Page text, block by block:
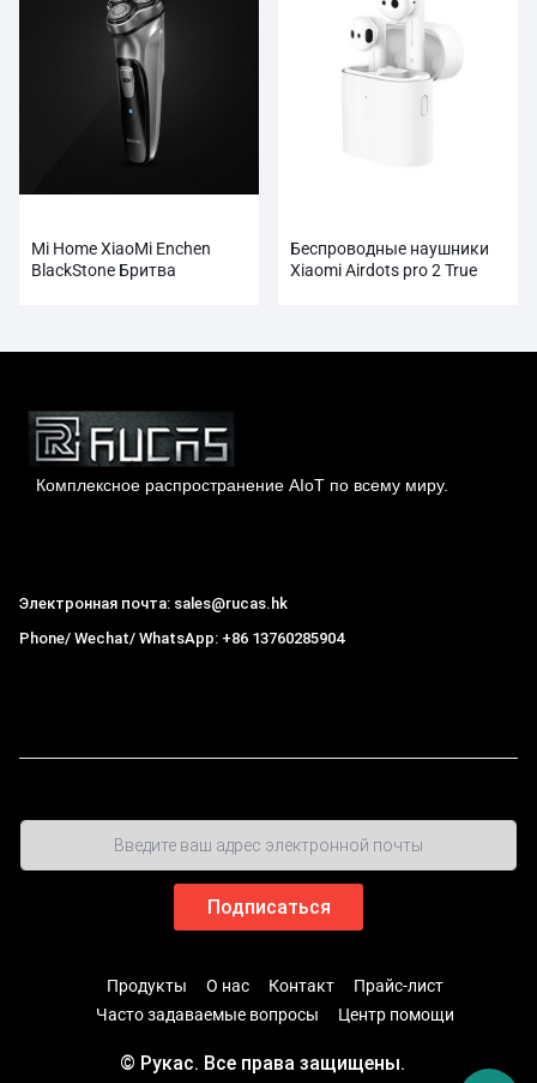
Mi Home XiaoMi Enchen
BlackStone Бритва
Беспроводные наушники
Xiaomi Airdots pro 2 True
Комплексное распространение AIoT по всему миру.
Электронная почта: sales@rucas.hk
Phone/ Wechat/ WhatsApp: +86 13760285904
Продукты О нас Контакт
Прайс-лист
Часто задаваемые вопросы
Центр помощи
© Рукас. Все права защищены.